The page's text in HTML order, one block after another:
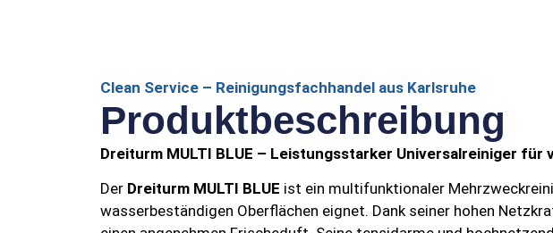
Clean Service – Reinigungsfachhandel aus Karlsruhe
Produktbeschreibung
Dreiturm MULTI BLUE – Leistungsstarker Universalreiniger für
Der Dreiturm MULTI BLUE ist ein multifunktionaler
wasserbeständigen Oberflächen eignet. Dank seiner hohen